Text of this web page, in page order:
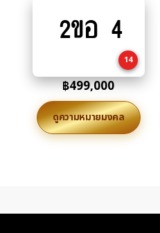
2ขอ 4
14
฿499,000
ดูความหมายมงคล